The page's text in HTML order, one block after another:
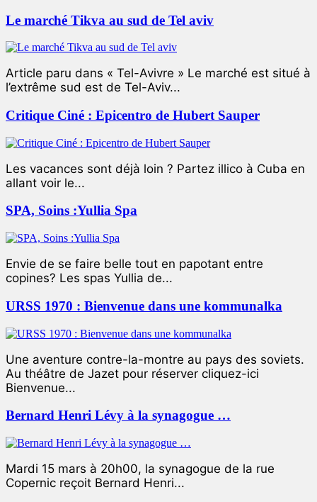
Le marché Tikva au sud de Tel aviv
Article paru dans « Tel-Avivre » Le marché est situé à
l’extrême sud est de Tel-Aviv...
Critique Ciné : Epicentro de Hubert Sauper
Les vacances sont déjà loin ? Partez illico à Cuba en
allant voir le...
SPA, Soins :Yullia Spa
Envie de se faire belle tout en papotant entre
copines? Les spas Yullia de...
URSS 1970 : Bienvenue dans une kommunalka
Une aventure contre-la-montre au pays des soviets.
Au théâtre de Jazet pour réserver cliquez-ici
Bienvenue...
Bernard Henri Lévy à la synagogue …
Mardi 15 mars à 20h00, la synagogue de la rue
Copernic reçoit Bernard Henri...